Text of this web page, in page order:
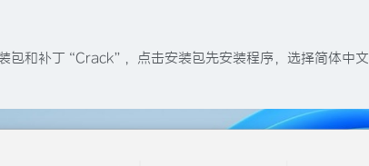
包和补丁“Crack”，点击安装包先安装程序，选择简体中文